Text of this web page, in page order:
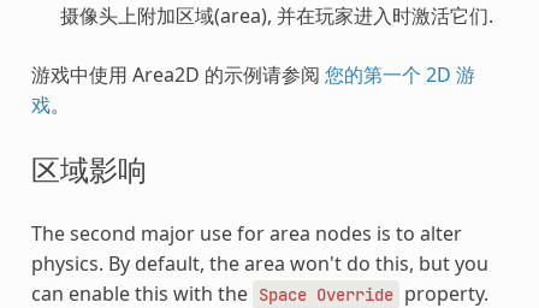
摄像头上附加区域(area), 并在玩家进入时激活它们.
游戏中使用 Area2D 的示例请参阅 您的第一个 2D 游
戏。
区域影响
The second major use for area nodes is to alter
physics. By default, the area won't do this, but you
can enable this with the Space Override property.